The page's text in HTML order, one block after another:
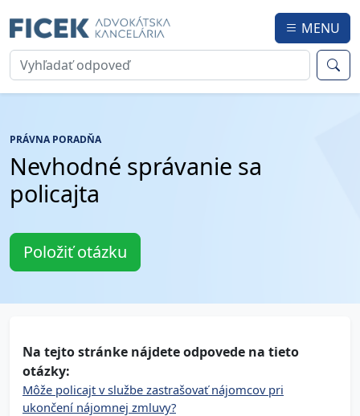
MENU
PRÁVNA PORADŇA
Nevhodné správanie sa
policajta
Položiť otázku
Na tejto stránke nájdete odpovede na tieto
otázky:
Môže policajt v službe zastrašovať nájomcov pri
ukončení nájomnej zmluvy?